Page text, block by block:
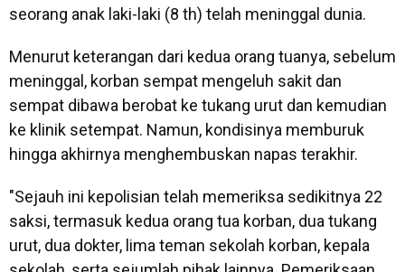
seorang anak laki-laki (8 th) telah meninggal dunia.
Menurut keterangan dari kedua orang tuanya, sebelum
meninggal, korban sempat mengeluh sakit dan
sempat dibawa berobat ke tukang urut dan kemudian
ke klinik setempat. Namun, kondisinya memburuk
hingga akhirnya menghembuskan napas terakhir.
"Sejauh ini kepolisian telah memeriksa sedikitnya 22
saksi, termasuk kedua orang tua korban, dua tukang
urut, dua dokter, lima teman sekolah korban, kepala